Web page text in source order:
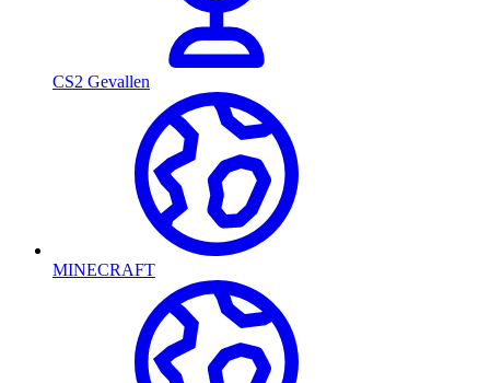
CS2 Gevallen
MINECRAFT